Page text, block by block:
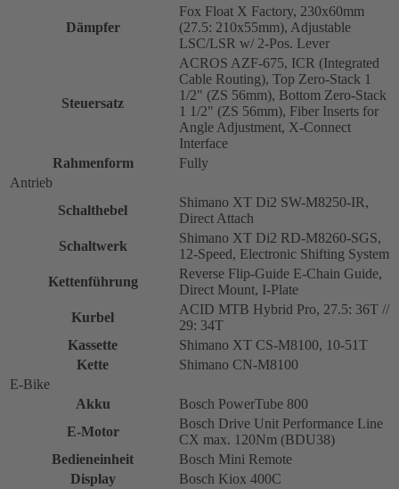
Dämpfer
Fox Float X Factory, 230x60mm
(27.5: 210x55mm), Adjustable
LSC/LSR w/ 2-Pos. Lever
Steuersatz
ACROS AZF-675, ICR (Integrated
Cable Routing), Top Zero-Stack 1
1/2" (ZS 56mm), Bottom Zero-Stack
1 1/2" (ZS 56mm), Fiber Inserts for
Angle Adjustment, X-Connect
Interface
Rahmenform
Fully
Antrieb
Schalthebel
Shimano XT Di2 SW-M8250-IR,
Direct Attach
Schaltwerk
Shimano XT Di2 RD-M8260-SGS,
12-Speed, Electronic Shifting System
Kettenführung
Reverse Flip-Guide E-Chain Guide,
Direct Mount, I-Plate
Kurbel
ACID MTB Hybrid Pro, 27.5: 36T //
29: 34T
Kassette
Shimano XT CS-M8100, 10-51T
Kette
Shimano CN-M8100
E-Bike
Akku
Bosch PowerTube 800
E-Motor
Bosch Drive Unit Performance Line
CX max. 120Nm (BDU38)
Bedieneinheit
Bosch Mini Remote
Display
Bosch Kiox 400C